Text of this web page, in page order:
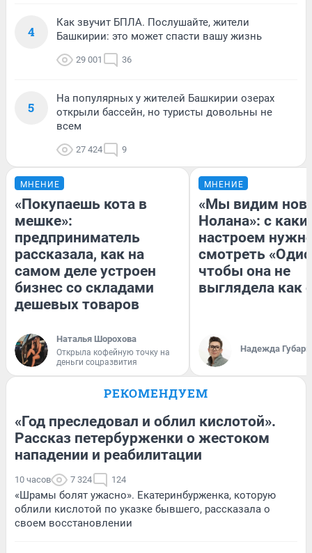
4
Как звучит БПЛА. Послушайте, жители
Башкирии: это может спасти вашу жизнь
29 001 36
5
На популярных у жителей Башкирии озерах
открыли бассейн, но туристы довольны не
всем
27 424 9
МНЕНИЕ
«Покупаешь кота в
мешке»:
предприниматель
рассказала, как на
самом деле устроен
бизнес со складами
дешевых товаров
Наталья Шорохова
Открыла кофейную точку на
деньги соцразвития
МНЕНИЕ
«Мы видим
Нолана»: с
настроем
смотреть
чтобы она не
выглядела как
Надежда Губарь
РЕКОМЕНДУЕМ
«Год преследовал и облил кислотой».
Рассказ петербурженки о жестоком
нападении и реабилитации
10 часов 7 324 124
«Шрамы болят ужасно». Екатеринбурженка, которую
облили кислотой по указке бывшего, рассказала о
своем восстановлении